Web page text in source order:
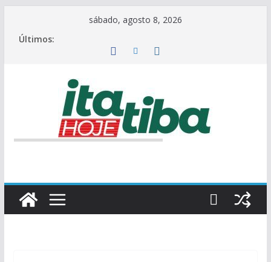
para
sábado, agosto 8, 2026
Últimos: